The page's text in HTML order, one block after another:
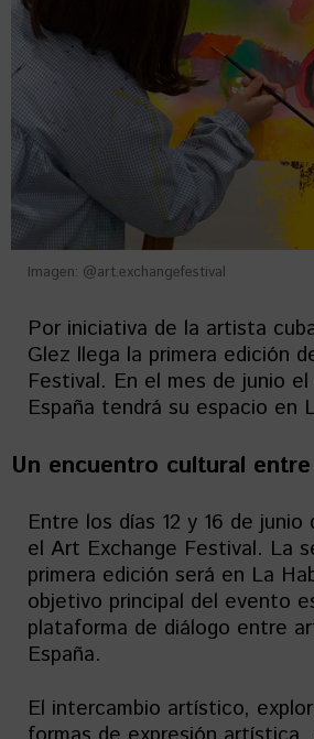
Imagen: @art.exchangefestival
Por iniciativa de la artista
Glez llega la primera edición
Festival. En el mes de junio
España tendrá su espacio en
Un encuentro cultural
Entre los días 12 y 16 de junio
el Art Exchange Festival. La
primera edición será en La
objetivo principal del evento
plataforma de diálogo entre
España.
El intercambio artístico,